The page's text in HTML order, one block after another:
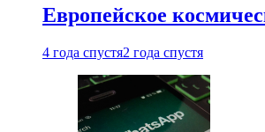
Европейское
4 года спустя2 года спустя